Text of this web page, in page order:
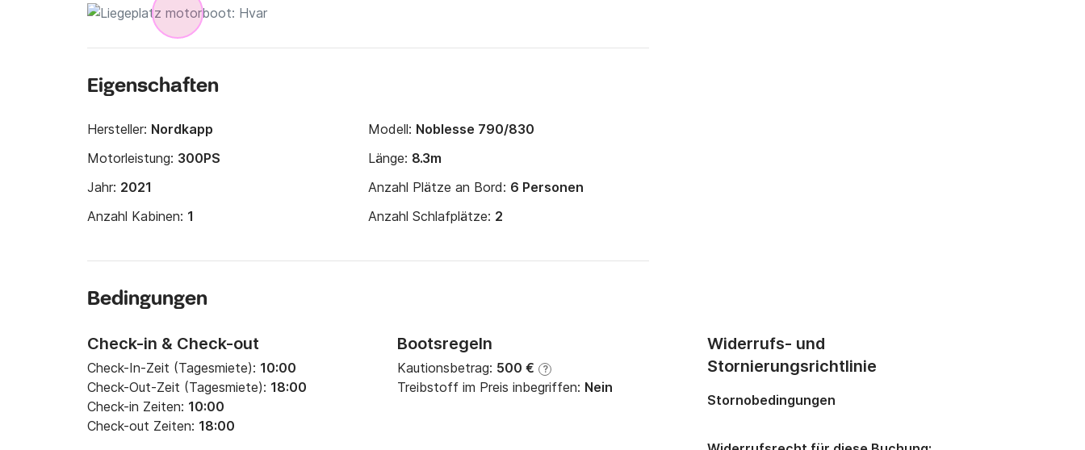
Eigenschaften
Hersteller: Nordkapp Modell: Noblesse 790/830
Motorleistung: 300PS Länge: 8.3m
Jahr: 2021 Anzahl Plätze an Bord: 6 Personen
Anzahl Kabinen: 1 Anzahl Schlafplätze: 2
Bedingungen
Check-in & Check-out
Check-In-Zeit (Tagesmiete): 10:00
Check-Out-Zeit (Tagesmiete): 18:00
Check-in Zeiten: 10:00
Check-out Zeiten: 18:00
Bootsregeln
Kautionsbetrag: 500 € ?
Treibstoff im Preis inbegriffen: Nein
Widerrufs- und
Stornierungsrichtlinie
Stornobedingungen